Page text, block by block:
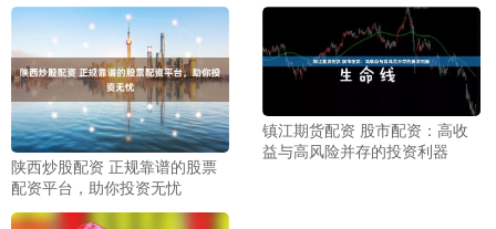
陕西炒股配资 正规靠谱的股票
配资平台，助你投资无忧
镇江期货配资 股市配资：高收
益与高风险并存的投资利器